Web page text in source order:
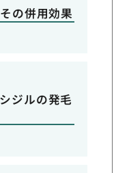
の併用効果
ジルの発毛